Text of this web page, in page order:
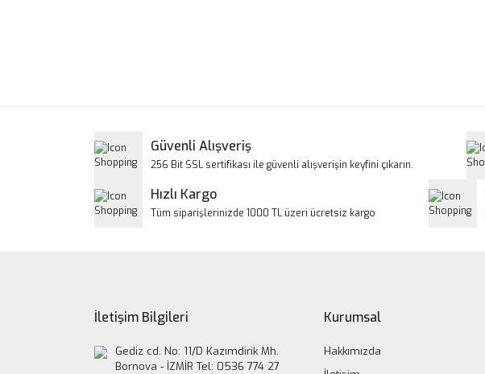
Ürün fiyatı diğer sitelerden daha pahalı.
Güvenli Alışveriş
256 Bit SSL sertifikası ile güvenli alışverişin keyfini çıkarın.
Hızlı Kargo
Tüm siparişlerinizde 1000 TL üzeri ücretsiz kargo
İletişim Bilgileri
Gediz cd. No: 11/D Kazımdirik Mh.
Bornova - İZMİR Tel: 0536 774 27
Kurumsal
Hakkımızda